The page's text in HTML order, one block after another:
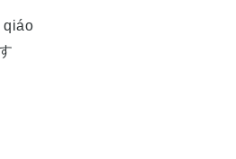
qiáo